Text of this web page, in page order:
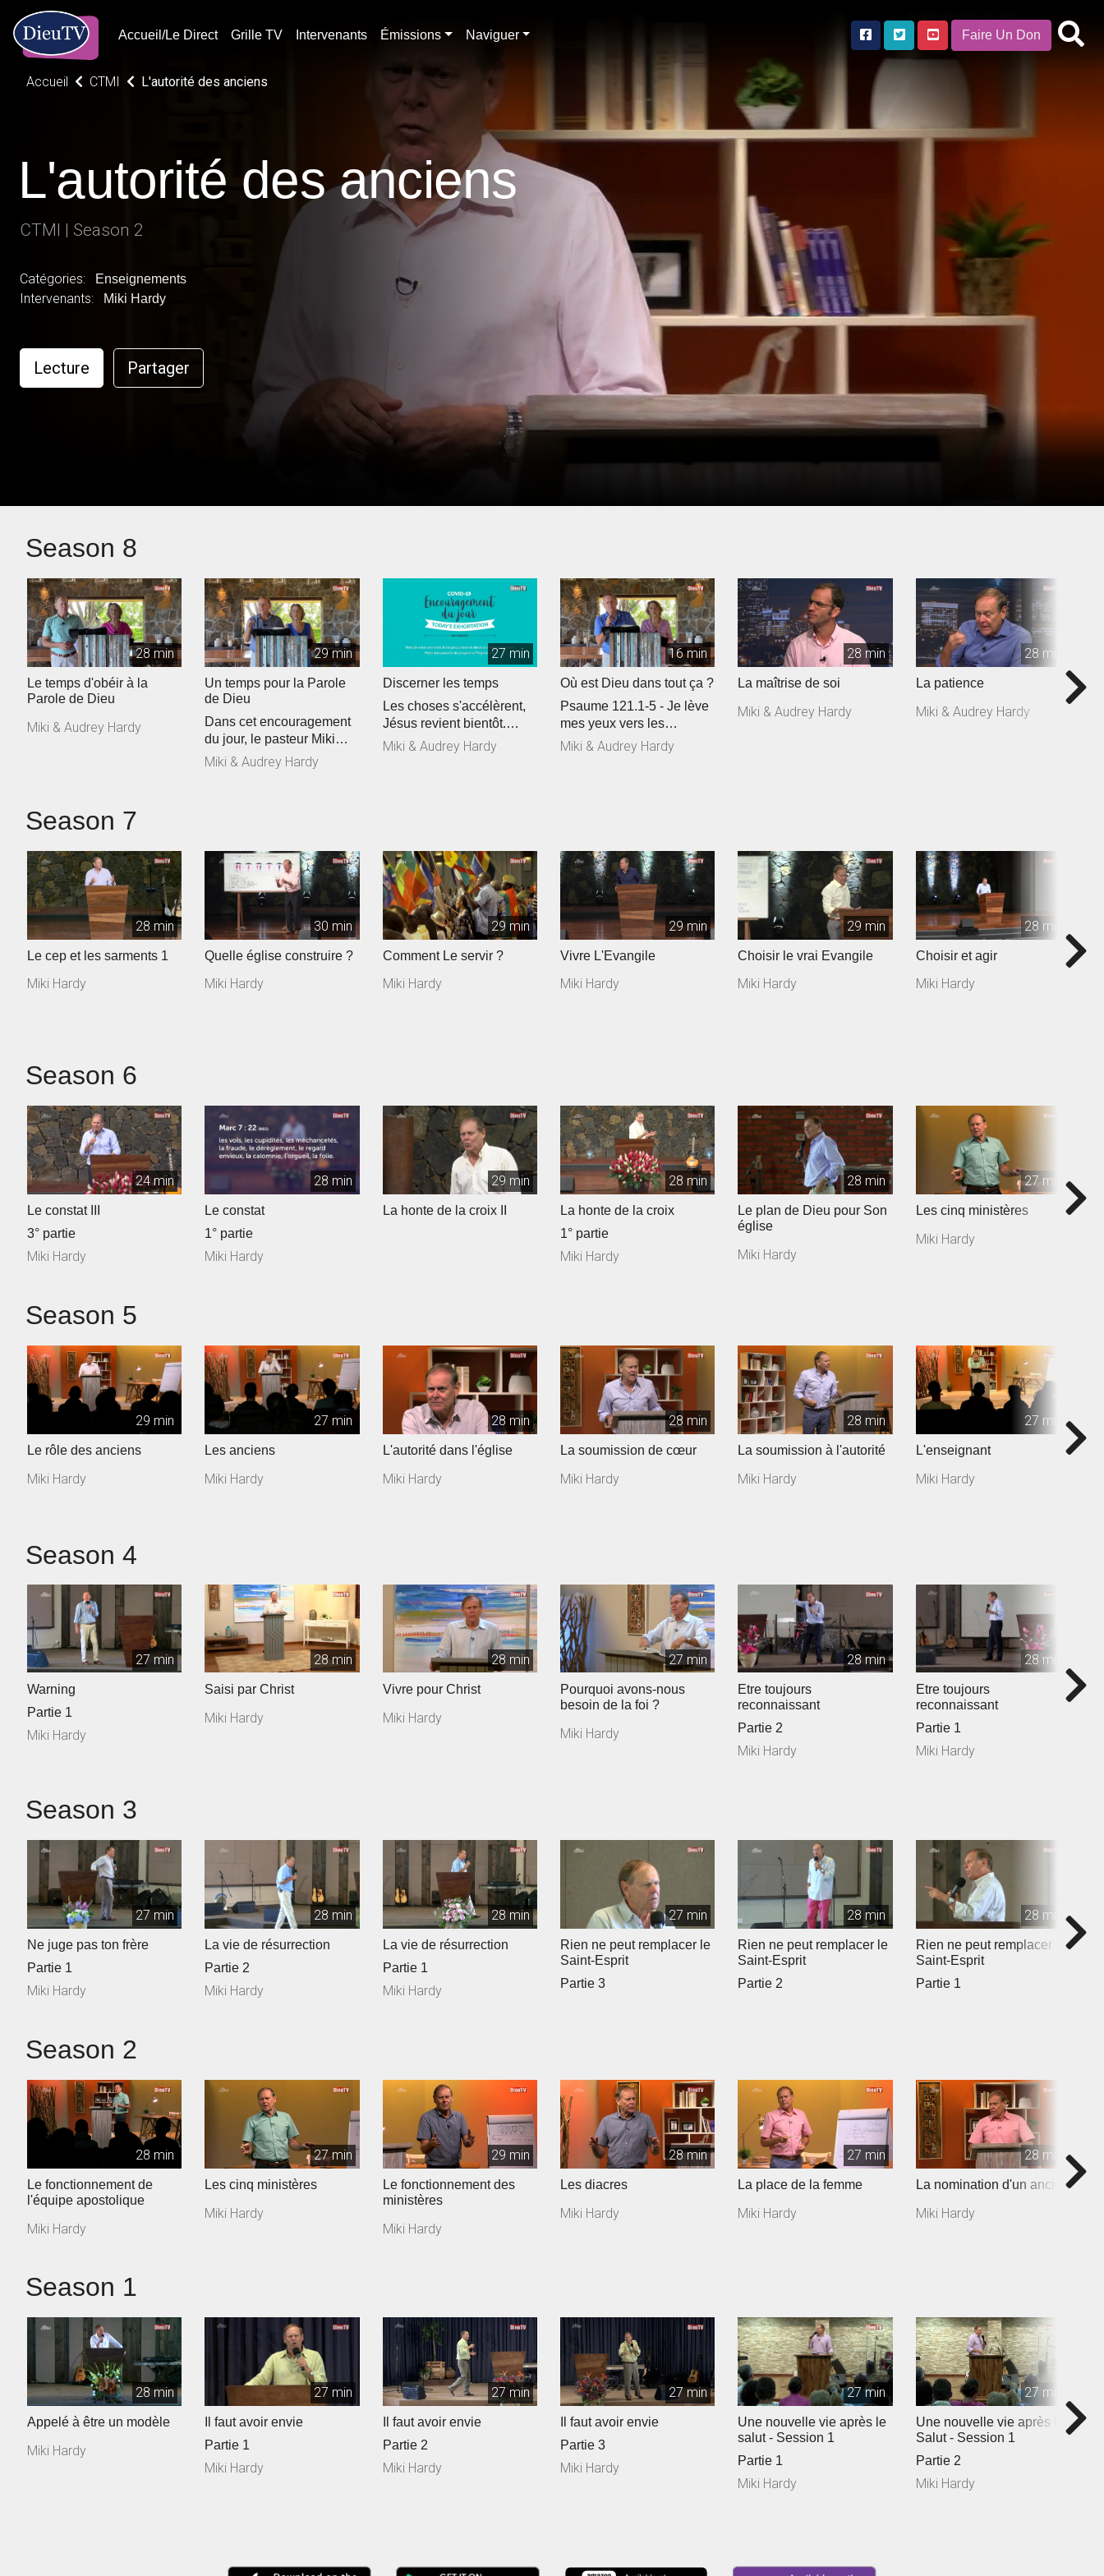
Accueil/Le Direct Grille TV Intervenants Émissions Naviguer Faire Un Don
Accueil CTMI L'autorité des anciens
L'autorité des anciens
CTMI | Season 2
Catégories: Enseignements
Intervenants: Miki Hardy
Lecture Partager
Season 8
28 min
Le temps d'obéir à la
Parole de Dieu
Miki & Audrey Hardy
29 min
Un temps pour la Parole
de Dieu
Dans cet encouragement
du jour, le pasteur Miki
Hardy nous encourage à
Miki & Audrey Hardy
27 min
Discerner les temps
Les choses s'accélèrent,
Jésus revient bientôt.
Discernons les temps et
Miki & Audrey Hardy
16 min
Où est Dieu dans tout ça ?
Psaume 121.1-5 - Je lève
mes yeux vers les
montagnes… D’où me
viendra le s...
Miki & Audrey Hardy
28 min
La maîtrise de soi
Miki & Audrey Hardy
28 min
La patience
Miki & Audrey Hardy
Season 7
28 min
Le cep et les sarments 1
Miki Hardy
30 min
Quelle église construire ?
Miki Hardy
29 min
Comment Le servir ?
Miki Hardy
29 min
Vivre L'Evangile
Miki Hardy
29 min
Choisir le vrai Evangile
Miki Hardy
28 min
Choisir et agir
Miki Hardy
Season 6
24 min
Le constat III
3° partie
Miki Hardy
28 min
Le constat
1° partie
Miki Hardy
29 min
La honte de la croix II
28 min
La honte de la croix
1° partie
Miki Hardy
28 min
Le plan de Dieu pour Son
église
Miki Hardy
27 min
Les cinq ministères
Miki Hardy
Season 5
29 min
Le rôle des anciens
Miki Hardy
27 min
Les anciens
Miki Hardy
28 min
L'autorité dans l'église
Miki Hardy
28 min
La soumission de cœur
Miki Hardy
28 min
La soumission à l'autorité
Miki Hardy
27 min
L'enseignant
Miki Hardy
Season 4
27 min
Warning
Partie 1
Miki Hardy
28 min
Saisi par Christ
Miki Hardy
28 min
Vivre pour Christ
Miki Hardy
27 min
Pourquoi avons-nous
besoin de la foi ?
Miki Hardy
28 min
Etre toujours
reconnaissant
Partie 2
Miki Hardy
28 min
Etre toujours
reconnaissant
Partie 1
Miki Hardy
Season 3
27 min
Ne juge pas ton frère
Partie 1
Miki Hardy
28 min
La vie de résurrection
Partie 2
Miki Hardy
28 min
La vie de résurrection
Partie 1
Miki Hardy
27 min
Rien ne peut remplacer le
Saint-Esprit
Partie 3
28 min
Rien ne peut remplacer le
Saint-Esprit
Partie 2
28 min
Rien ne peut remplacer le
Saint-Esprit
Partie 1
Season 2
28 min
Le fonctionnement de
l'équipe apostolique
Miki Hardy
27 min
Les cinq ministères
Miki Hardy
29 min
Le fonctionnement des
ministères
Miki Hardy
28 min
Les diacres
Miki Hardy
27 min
La place de la femme
Miki Hardy
28 min
La nomination d'un ancien
Miki Hardy
Season 1
28 min
Appelé à être un modèle
Miki Hardy
27 min
Il faut avoir envie
Partie 1
Miki Hardy
27 min
Il faut avoir envie
Partie 2
Miki Hardy
27 min
Il faut avoir envie
Partie 3
Miki Hardy
27 min
Une nouvelle vie après le
salut - Session 1
Partie 1
Miki Hardy
27 min
Une nouvelle vie après le
Salut - Session 1
Partie 2
Miki Hardy